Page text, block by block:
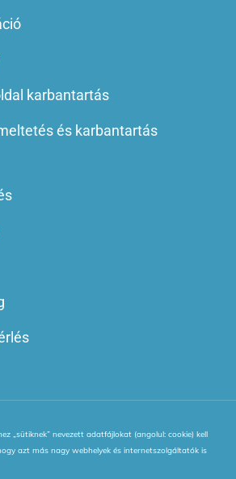
karbantartás
és karbantartás
jog fenntartva! | Webinside Style Kft.
„sütiknek” nevezett adatfájlokat (angolul: cookie) kell
azt más nagy webhelyek és internetszolgáltatók is